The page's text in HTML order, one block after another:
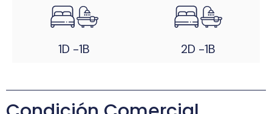
1D -1B 2D -1B